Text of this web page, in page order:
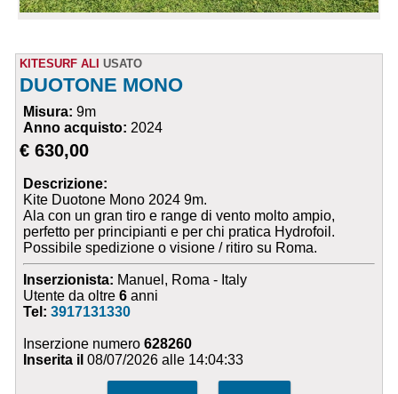
KITESURF ALI USATO
DUOTONE MONO
Misura: 9m
Anno acquisto: 2024
€ 630,00
Descrizione:
Kite Duotone Mono 2024 9m.
Ala con un gran tiro e range di vento molto ampio,
perfetto per principianti e per chi pratica Hydrofoil.
Possibile spedizione o visione / ritiro su Roma.
Inserzionista: Manuel, Roma - Italy
Utente da oltre6 anni
Tel:3917131330
Inserzione numero628260
Inserita il 08/07/2026 alle 14:04:33